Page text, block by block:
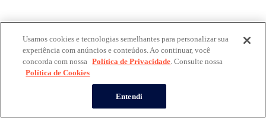
Usamos cookies e tecnologias semelhantes para personalizar sua
experiência com anúncios e conteúdos. Ao continuar, você
concorda com nossa Política de Privacidade. Consulte nossa
Política de Cookies
Entendi